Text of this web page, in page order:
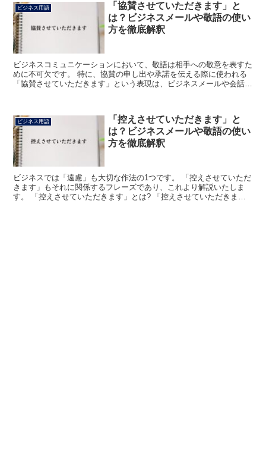
ビジネス用語
「協賛させていただきます」と
は？ビジネスメールや敬語の使い
方を徹底解釈
ビジネスコミュニケーションにおいて、敬語は相手への敬意を表すた
めに不可欠です。 特に、協賛の申し出や承諾を伝える際に使われる
「協賛させていただきます」という表現は、ビジネスメールや会話で
ビジネス用語
「控えさせていただきます」と
は？ビジネスメールや敬語の使い
方を徹底解釈
ビジネスでは「遠慮」も大切な作法の1つです。 「控えさせていただ
きます」もそれに関係するフレーズであり、これより解説いたしま
す。 「控えさせていただきます」とは? 「控えさせていただきま